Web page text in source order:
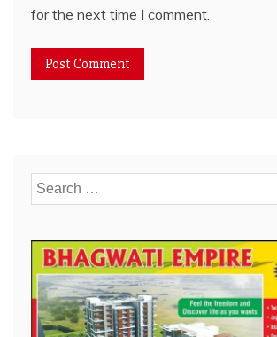
for the next time I comment.
Search
for: